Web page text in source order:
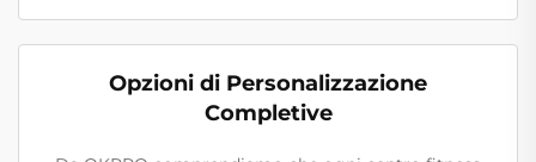
Opzioni di Personalizzazione
Completive